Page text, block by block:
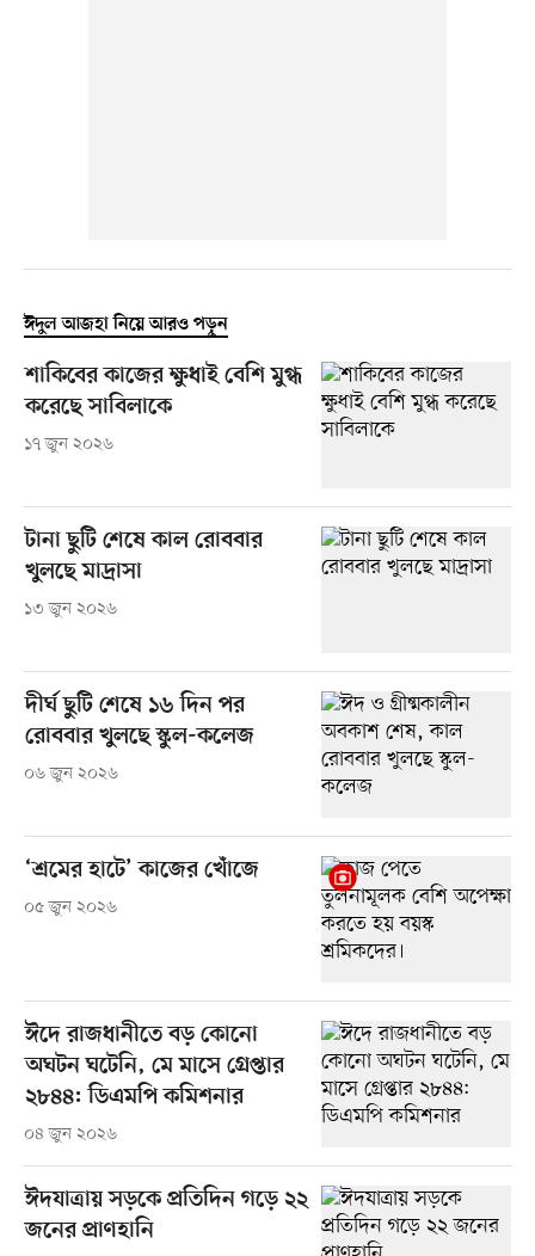
ঈদুল আজহা নিয়ে আরও পড়ুন
শাকিবের কাজের ক্ষুধাই বেশি মুগ্ধ
করেছে সাবিলাকে
১৭ জুন ২০২৬
টানা ছুটি শেষে কাল রোববার
খুলছে মাদ্রাসা
১৩ জুন ২০২৬
দীর্ঘ ছুটি শেষে ১৬ দিন পর
রোববার খুলছে স্কুল-কলেজ
০৬ জুন ২০২৬
‘শ্রমের হাটে’ কাজের খোঁজে
০৫ জুন ২০২৬
ঈদে রাজধানীতে বড় কোনো
অঘটন ঘটেনি, মে মাসে গ্রেপ্তার
২৮৪৪: ডিএমপি কমিশনার
০৪ জুন ২০২৬
ঈদযাত্রায় সড়কে প্রতিদিন গড়ে ২২
জনের প্রাণহানি